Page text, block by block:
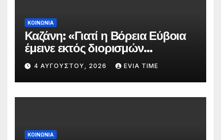
ΚΟΙΝΩΝΙΑ
Καζάνη: «Γιατί η Βόρεια Εύβοια
έμεινε εκτός διορισμών
δασκάλων;»
4 ΑΥΓΟΎΣΤΟΥ, 2026 EVIA TIME
ΚΟΙΝΩΝΙΑ